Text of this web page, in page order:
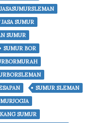
JASASUMURSLEMAN
SUMUR
SUMUR
SUMUR BOR
SUMUR SLEMAN
SUMUR